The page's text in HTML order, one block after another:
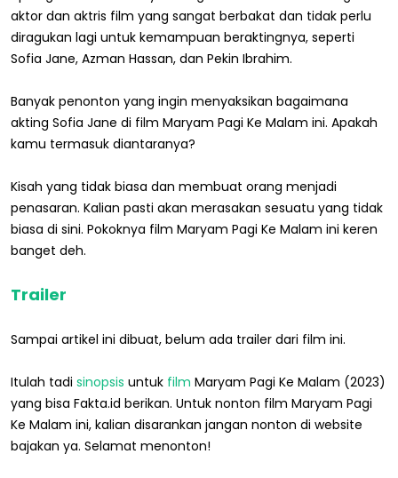
aktor dan aktris film yang sangat berbakat dan tidak perlu
diragukan lagi untuk kemampuan beraktingnya, seperti
Sofia Jane, Azman Hassan, dan Pekin Ibrahim.
Banyak penonton yang ingin menyaksikan bagaimana
akting Sofia Jane di film Maryam Pagi Ke Malam ini. Apakah
kamu termasuk diantaranya?
Kisah yang tidak biasa dan membuat orang menjadi
penasaran. Kalian pasti akan merasakan sesuatu yang tidak
biasa di sini. Pokoknya film Maryam Pagi Ke Malam ini keren
banget deh.
Trailer
Sampai artikel ini dibuat, belum ada trailer dari film ini.
Itulah tadi sinopsis untuk film Maryam Pagi Ke Malam (2023)
yang bisa Fakta.id berikan. Untuk nonton film Maryam Pagi
Ke Malam ini, kalian disarankan jangan nonton di website
bajakan ya. Selamat menonton!